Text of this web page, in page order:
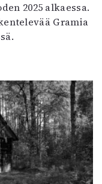
2025 alkaessa.
Gramia